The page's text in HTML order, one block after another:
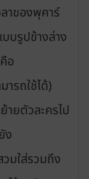
าของพุคาร์
บรูปข้างล่าง
อ
ารถใช้ได้)
ายตัวละครไป
ง
มใส่รวมถึง